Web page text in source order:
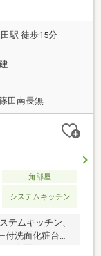
場の合計で
ドゥ天白焼山-*-
す！物件の詳
ください。
駅 徒歩15分
田南長無
角部屋
システムキッチン
テムキッチン、
付洗面化粧台、